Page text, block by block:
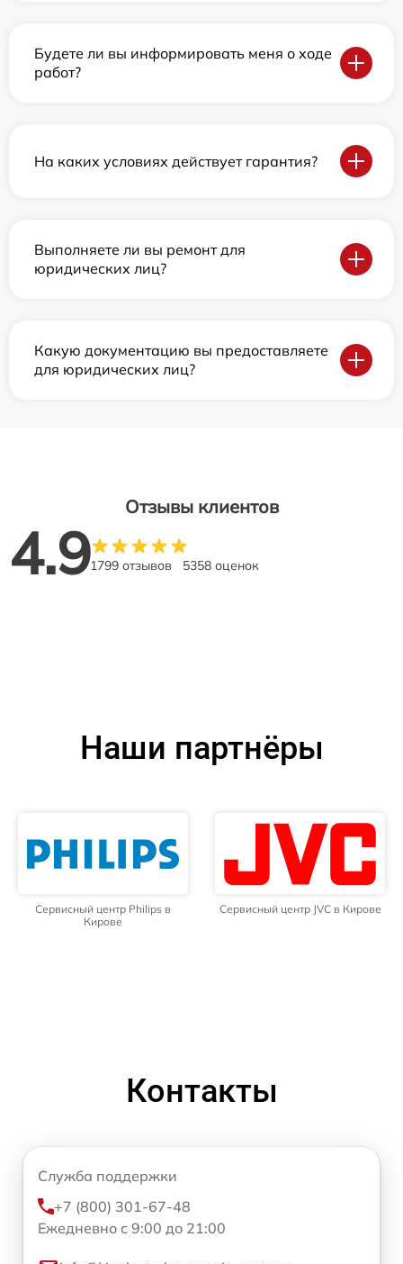
Будете ли вы информировать меня о ходе
работ?
На каких условиях действует гарантия?
Выполняете ли вы ремонт для
юридических лиц?
Какую документацию вы предоставляете
для юридических лиц?
Отзывы клиентов
4.91799 отзывов 5358 оценок
Наши партнёры
Сервисный центр Philips в
Кирове
Сервисный центр JVC в Кирове
Контакты
Служба поддержки
+7 (800) 301-67-48
Ежедневно с 9:00 до 21:00